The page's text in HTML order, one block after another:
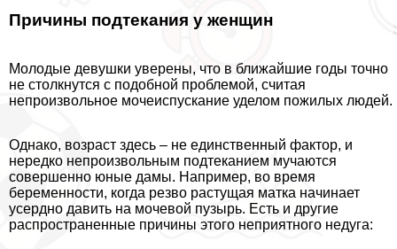
Причины подтекания у женщин
Молодые дeвyшки уверены, что в ближайшие годы точно
не столкнутся с подобной проблемой, считая
непроизвольное мочеиспускание уделом пожилых людей.
Однако, возраст здесь – не единственный фактор, и
нередко непроизвольным подтеканием мучаются
совершенно юные дамы. Например, во время
беременности, когда резво растущая матка начинает
усердно давить на мочевой пузырь. Есть и другие
распространенные причины этого неприятного недуга: